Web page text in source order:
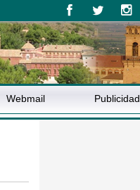
Webmail Publicidad